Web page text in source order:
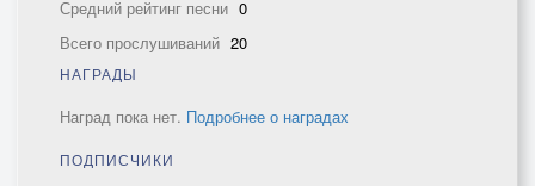
Средний рейтинг песни 0
Всего прослушиваний 20
НАГРАДЫ
Наград пока нет. Подробнее о наградах
ПОДПИСЧИКИ